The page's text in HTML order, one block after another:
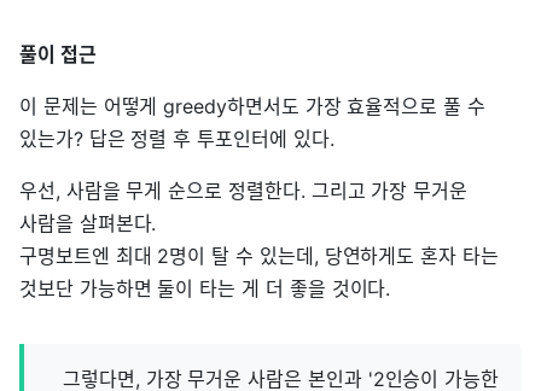
풀이 접근
이 문제는 어떻게 greedy하면서도 가장 효율적으로 풀 수
있는가? 답은 정렬 후 투포인터에 있다.
우선, 사람을 무게 순으로 정렬한다. 그리고 가장 무거운
사람을 살펴본다.
구명보트엔 최대 2명이 탈 수 있는데, 당연하게도 혼자 타는
것보단 가능하면 둘이 타는 게 더 좋을 것이다.
그렇다면, 가장 무거운 사람은 본인과 '2인승이 가능한